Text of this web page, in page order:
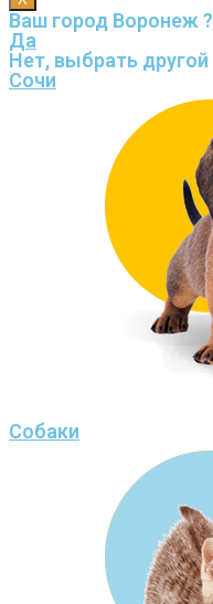
Ваш город Воронеж ?
Да
Нет, выбрать другой
Сочи
Собаки